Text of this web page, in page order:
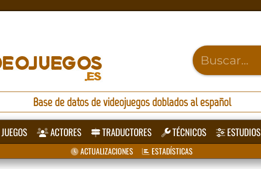
Base de datos de videojuegos doblados al español
JUEGOS ACTORES TRADUCTORES TÉCNICOS ESTUDIOS
ACTUALIZACIONES ESTADÍSTICAS